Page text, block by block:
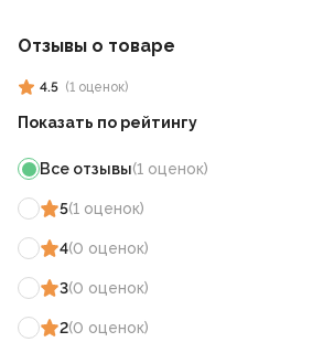
Отзывы о товаре
4.5 (1 оценок)
Показать по рейтингу
Все отзывы(1 оценок)
5(1 оценок)
4(0 оценок)
3(0 оценок)
2(0 оценок)